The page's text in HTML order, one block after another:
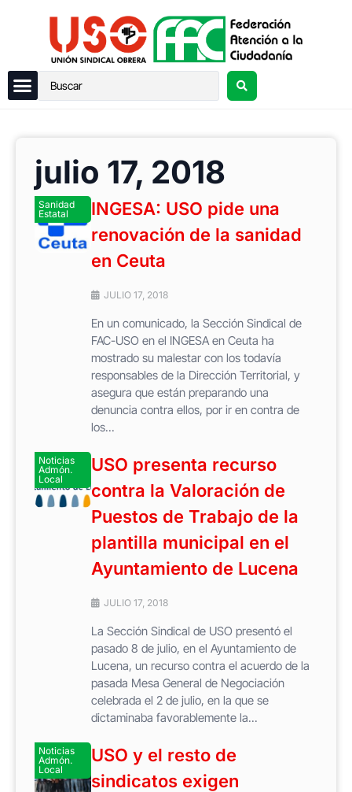
julio 17, 2018
Sanidad
Estatal
INGESA: USO pide una
renovación de la sanidad
en Ceuta
JULIO 17, 2018
En un comunicado, la Sección Sindical de
FAC-USO en el INGESA en Ceuta ha
mostrado su malestar con los todavía
responsables de la Dirección Territorial, y
asegura que están preparando una
denuncia contra ellos, por ir en contra de
los...
Noticias
Admón.
Local
USO presenta recurso
contra la Valoración de
Puestos de Trabajo de la
plantilla municipal en el
Ayuntamiento de Lucena
JULIO 17, 2018
La Sección Sindical de USO presentó el
pasado 8 de julio, en el Ayuntamiento de
Lucena, un recurso contra el acuerdo de la
pasada Mesa General de Negociación
celebrada el 2 de julio, en la que se
dictaminaba favorablemente la...
Noticias
Admón.
Local
USO y el resto de
sindicatos exigen